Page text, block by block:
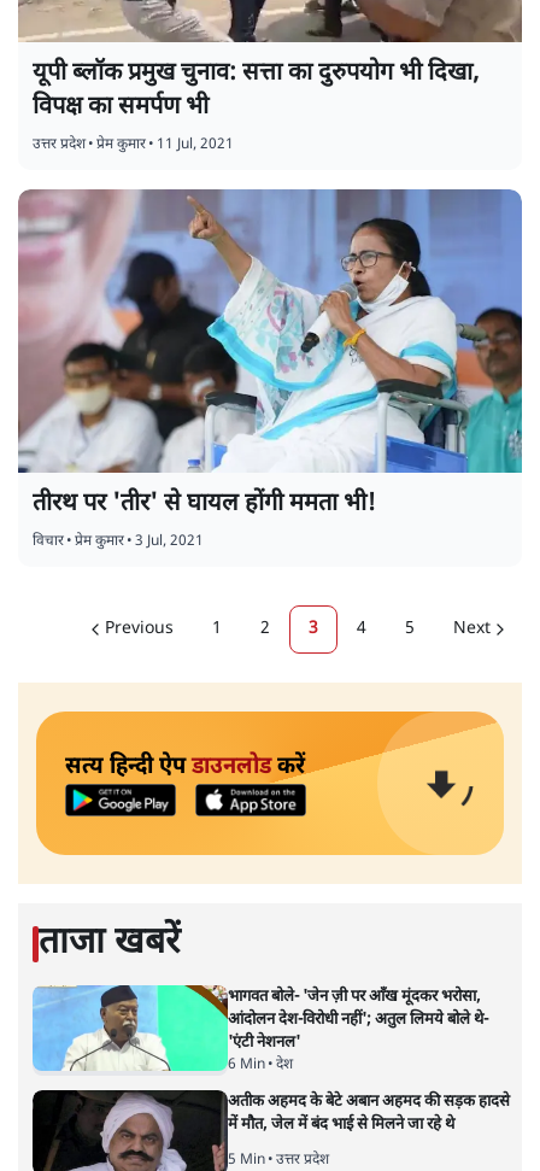
यूपी ब्लॉक प्रमुख चुनाव: सत्ता का दुरुपयोग भी दिखा,
विपक्ष का समर्पण भी
उत्तर प्रदेश•प्रेम कुमार• 11 Jul, 2021
तीरथ पर 'तीर' से घायल होंगी ममता भी!
विचार•प्रेम कुमार•3 Jul, 2021
Previous 1 2 3 4 5 Next
सत्य हिन्दी ऐपडाउनलोडकरें
ताजा खबरें
भागवत बोले- 'जेन ज़ी पर आँख मूंदकर भरोसा,
आंदोलन देश-विरोधी नहीं'; अतुल लिमये बोले थे-
'एंटी नेशनल'
6 Min• देश
अतीक अहमद के बेटे अबान अहमद की सड़क हादसे
में मौत, जेल में बंद भाई से मिलने जा रहे थे
5 Min• उत्तर प्रदेश